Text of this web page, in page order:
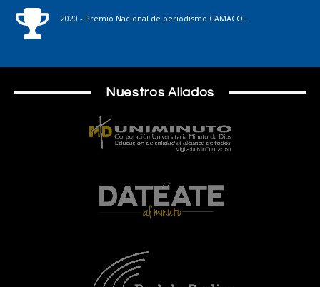
2020 - Premio Nacional de periodismo CAMACOL
Nuestros Aliados